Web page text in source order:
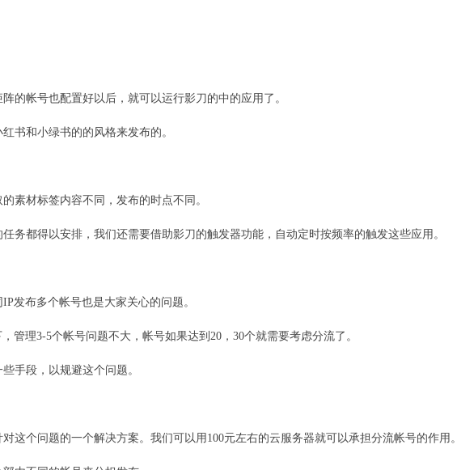
的帐号也配置好以后，就可以运行影刀的中的应用了。
书和小绿书的的风格来发布的。
素材标签内容不同，发布的时点不同。
务都得以安排，我们还需要借助影刀的触发器功能，自动定时按频率的触发这些应用。
发布多个帐号也是大家关心的问题。
管理3-5个帐号问题不大，帐号如果达到20，30个就需要考虑分流了。
手段，以规避这个问题。
这个问题的一个解决方案。我们可以用100元左右的云服务器就可以承担分流帐号的作用。